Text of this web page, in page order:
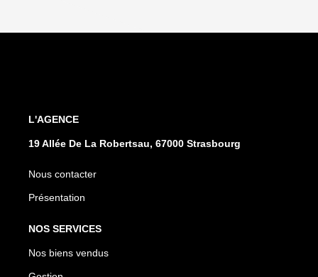
L'AGENCE
19 Allée De La Robertsau, 67000 Strasbourg
Nous contacter
Présentation
NOS SERVICES
Nos biens vendus